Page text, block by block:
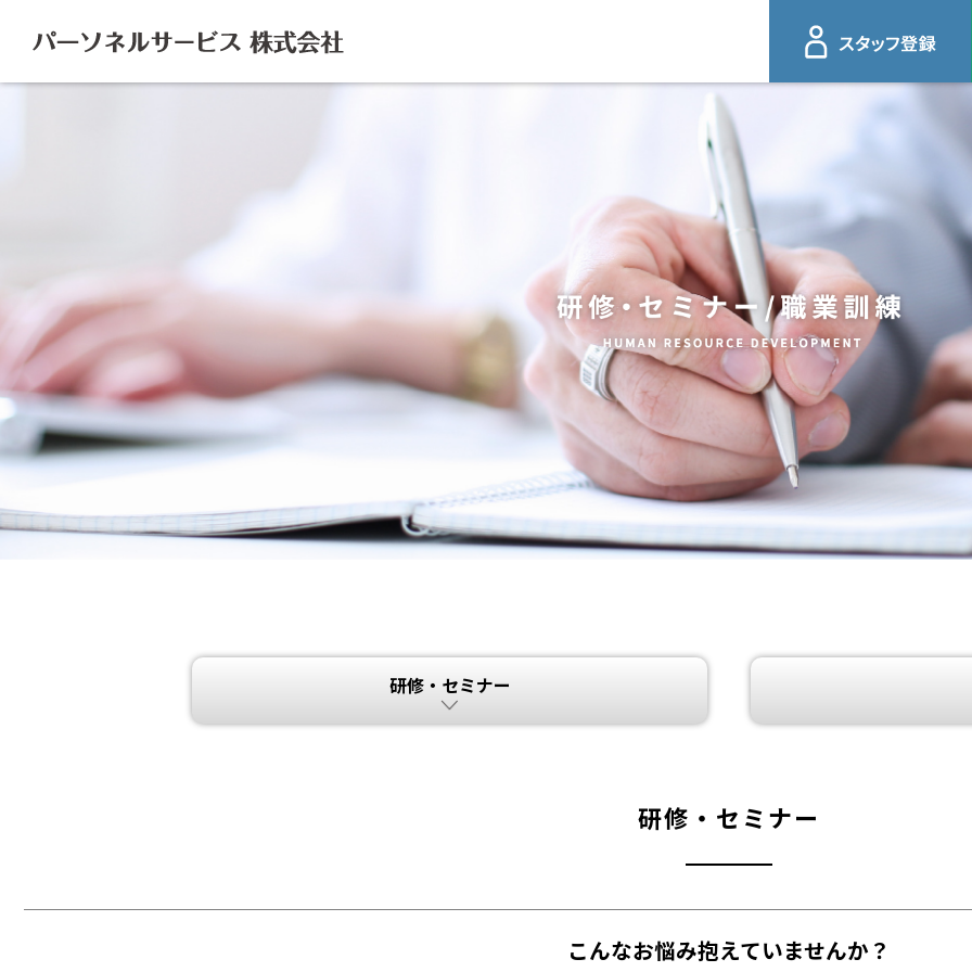
研修・セミナー
研修・セミナー
こんなお悩み抱えていませんか？